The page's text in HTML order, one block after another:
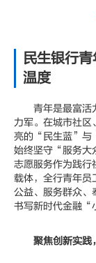
民生银行
温度
青年是最富活力
力军。在城市社区
亮的“民生蓝”与
始终坚守“服务大
志愿服务作为践行
载体，全行青年员
公益、服务群众、
书写新时代金融“
聚焦创新实践